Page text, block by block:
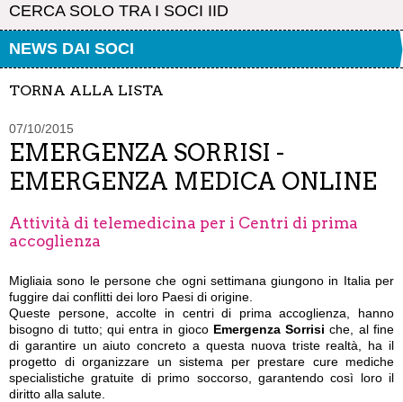
CERCA SOLO TRA I SOCI IID
NEWS DAI SOCI
TORNA ALLA LISTA
07/10/2015
EMERGENZA SORRISI -
EMERGENZA MEDICA ONLINE
Attività di telemedicina per i Centri di prima
accoglienza
Migliaia sono le persone che ogni settimana giungono in Italia per
fuggire dai conflitti dei loro Paesi di origine.
Queste persone, accolte in centri di prima accoglienza, hanno
bisogno di tutto; qui entra in gioco Emergenza Sorrisi che, al fine
di garantire un aiuto concreto a questa nuova triste realtà, ha il
progetto di organizzare un sistema per prestare cure mediche
specialistiche gratuite di primo soccorso, garantendo così loro il
diritto alla salute.